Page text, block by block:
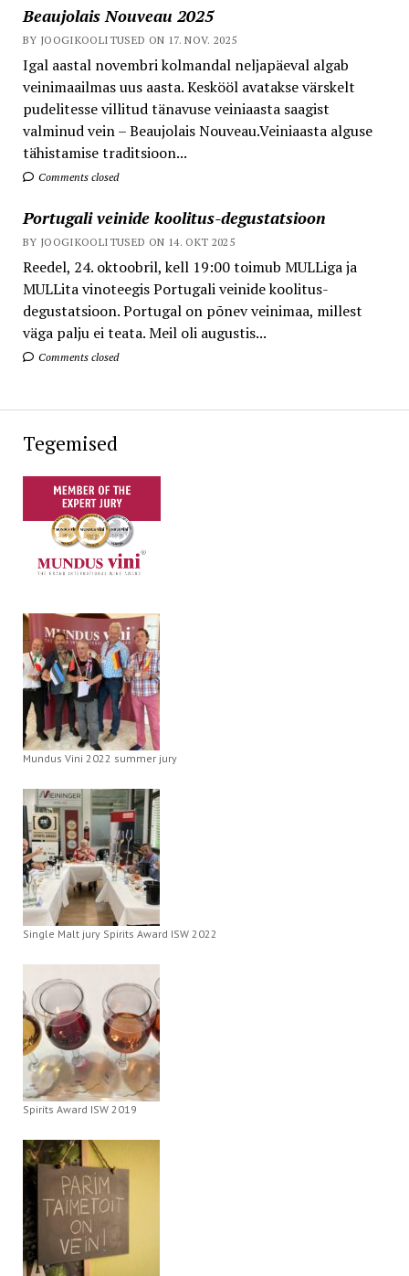
Beaujolais Nouveau 2025
BY JOOGIKOOLITUSED ON 17. NOV. 2025
Igal aastal novembri kolmandal neljapäeval algab
veinimaailmas uus aasta. Keskööl avatakse värskelt
pudelitesse villitud tänavuse veiniaasta saagist
valminud vein – Beaujolais Nouveau.Veiniaasta alguse
tähistamise traditsioon...
Comments closed
Portugali veinide koolitus-degustatsioon
BY JOOGIKOOLITUSED ON 14. OKT 2025
Reedel, 24. oktoobril, kell 19:00 toimub MULLiga ja
MULLita vinoteegis Portugali veinide koolitus-
degustatsioon. Portugal on põnev veinimaa, millest
väga palju ei teata. Meil oli augustis...
Comments closed
Tegemised
Mundus Vini 2022 summer jury
Single Malt jury Spirits Award ISW 2022
Spirits Award ISW 2019